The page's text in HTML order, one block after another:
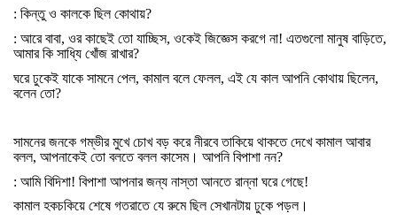
: কিন্তু ও কালকে ছিল কোথায়?
: আরে বাবা, ওর কাছেই তো যাচ্ছিস, ওকেই জিজ্ঞেস করগে না! এতগুলো মানুষ বাড়িতে,
আমার কি সাধ্যি খোঁজ রাখার?
ঘরে ঢুকেই যাকে সামনে পেল, কামাল বলে ফেলল, এই যে কাল আপনি কোথায় ছিলেন,
বলেন তো?
সামনের জনকে গম্ভীর মুখে চোখ বড় করে নীরবে তাকিয়ে থাকতে দেখে কামাল আবার
বলল, আপনাকেই তো বলতে বলল কাসেম। আপনি বিপাশা নন?
: আমি বিদিশা! বিপাশা আপনার জন্য নাস্তা আনতে রান্না ঘরে গেছে!
কামাল হকচকিয়ে শেষে গতরাতে যে রুমে ছিল সেখানটায় ঢুকে পড়ল।